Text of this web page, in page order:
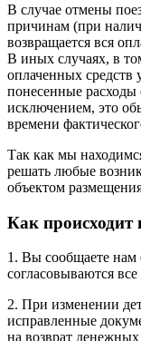
В случае отмены
причинам (при
возвращается вся
В иных случаях, в
оплаченных средств
понесенные
исключением, это
времени
Так как мы
решать любые
объектом
Как происходит
1. Вы сообщаете нам
согласовываются все
2. При изменении
исправленные
на возврат денежных